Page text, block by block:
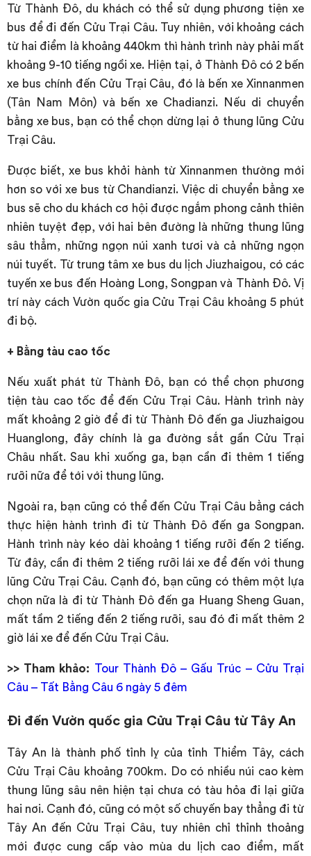
Từ Thành Đô, du khách có thể sử dụng phương tiện xe
bus để đi đến Cửu Trại Câu. Tuy nhiên, với khoảng cách
từ hai điểm là khoảng 440km thì hành trình này phải mất
khoảng 9-10 tiếng ngồi xe. Hiện tại, ở Thành Đô có 2 bến
xe bus chính đến Cửu Trại Câu, đó là bến xe Xinnanmen
(Tân Nam Môn) và bến xe Chadianzi. Nếu di chuyển
bằng xe bus, bạn có thể chọn dừng lại ở thung lũng Cửu
Trại Câu.
Được biết, xe bus khởi hành từ Xinnanmen thường mới
hơn so với xe bus từ Chandianzi. Việc di chuyển bằng xe
bus sẽ cho du khách cơ hội được ngắm phong cảnh thiên
nhiên tuyệt đẹp, với hai bên đường là những thung lũng
sâu thẳm, những ngọn núi xanh tươi và cả những ngọn
núi tuyết. Từ trung tâm xe bus du lịch Jiuzhaigou, có các
tuyến xe bus đến Hoàng Long, Songpan và Thành Đô. Vị
trí này cách Vườn quốc gia Cửu Trại Câu khoảng 5 phút
đi bộ.
+ Bằng tàu cao tốc
Nếu xuất phát từ Thành Đô, bạn có thể chọn phương
tiện tàu cao tốc để đến Cửu Trại Câu. Hành trình này
mất khoảng 2 giờ để đi từ Thành Đô đến ga Jiuzhaigou
Huanglong, đây chính là ga đường sắt gần Cửu Trại
Châu nhất. Sau khi xuống ga, bạn cần đi thêm 1 tiếng
rưỡi nữa để tới với thung lũng.
Ngoài ra, bạn cũng có thể đến Cửu Trại Câu bằng cách
thực hiện hành trình đi từ Thành Đô đến ga Songpan.
Hành trình này kéo dài khoảng 1 tiếng rưỡi đến 2 tiếng.
Từ đây, cần đi thêm 2 tiếng rưỡi lái xe để đến với thung
lũng Cửu Trại Câu. Cạnh đó, bạn cũng có thêm một lựa
chọn nữa là đi từ Thành Đô đến ga Huang Sheng Guan,
mất tầm 2 tiếng đến 2 tiếng rưỡi, sau đó đi mất thêm 2
giờ lái xe để đến Cửu Trại Câu.
>> Tham khảo: Tour Thành Đô – Gấu Trúc – Cửu Trại
Câu – Tất Bằng Câu 6 ngày 5 đêm
Đi đến Vườn quốc gia Cửu Trại Câu từ Tây An
Tây An là thành phố tỉnh lỵ của tỉnh Thiểm Tây, cách
Cửu Trại Câu khoảng 700km. Do có nhiều núi cao kèm
thung lũng sâu nên hiện tại chưa có tàu hỏa đi lại giữa
hai nơi. Cạnh đó, cũng có một số chuyến bay thẳng đi từ
Tây An đến Cửu Trại Câu, tuy nhiên chỉ thỉnh thoảng
mới được cung cấp vào mùa du lịch cao điểm, mất